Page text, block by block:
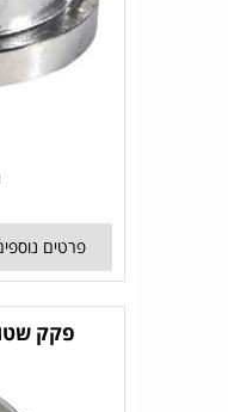
פרטים
פקק שטורץ 2 צול